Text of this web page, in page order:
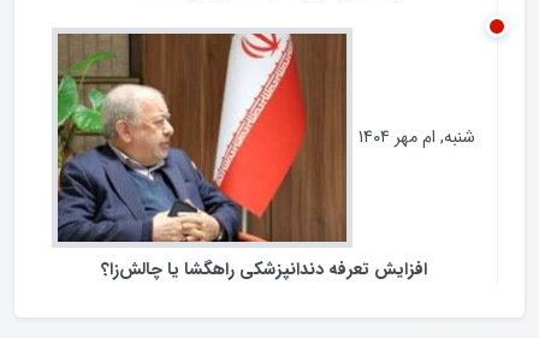
فرمانداران نیازمند چه اختیاراتی هستند ؟